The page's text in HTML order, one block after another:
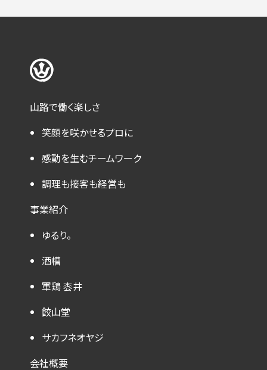
山路で働く楽しさ
笑顔を咲かせるプロに
感動を生むチームワーク
調理も接客も経営も
事業紹介
ゆるり。
酒槽
軍鶏 枩井
餃山堂
サカフネオヤジ
会社概要